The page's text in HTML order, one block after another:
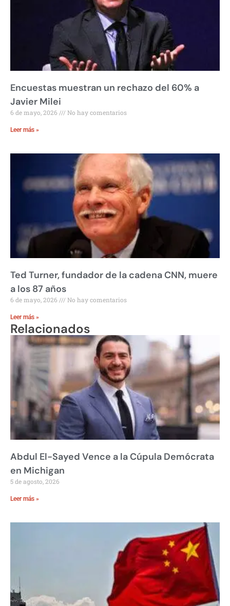
Encuestas muestran un rechazo del 60% a
Javier Milei
6 de mayo, 2026 No hay comentarios
Leer más »
Ted Turner, fundador de la cadena CNN, muere
a los 87 años
6 de mayo, 2026 No hay comentarios
Leer más »
Relacionados
Abdul El-Sayed Vence a la Cúpula Demócrata
en Michigan
5 de agosto, 2026
Leer más »